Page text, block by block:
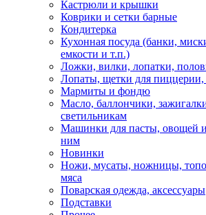
Кастрюли и крышки
Коврики и сетки барные
Кондитерка
Кухонная посуда (банки,
емкости и т.п.)
Ложки, вилки, лопатки,
Лопаты, щетки для пиццерии,
Мармиты и фондю
Масло, баллончики,
светильникам
Машинки для пасты, овощей
ним
Новинки
Ножи, мусаты, ножницы,
мяса
Поварская одежда, аксессуары
Подставки